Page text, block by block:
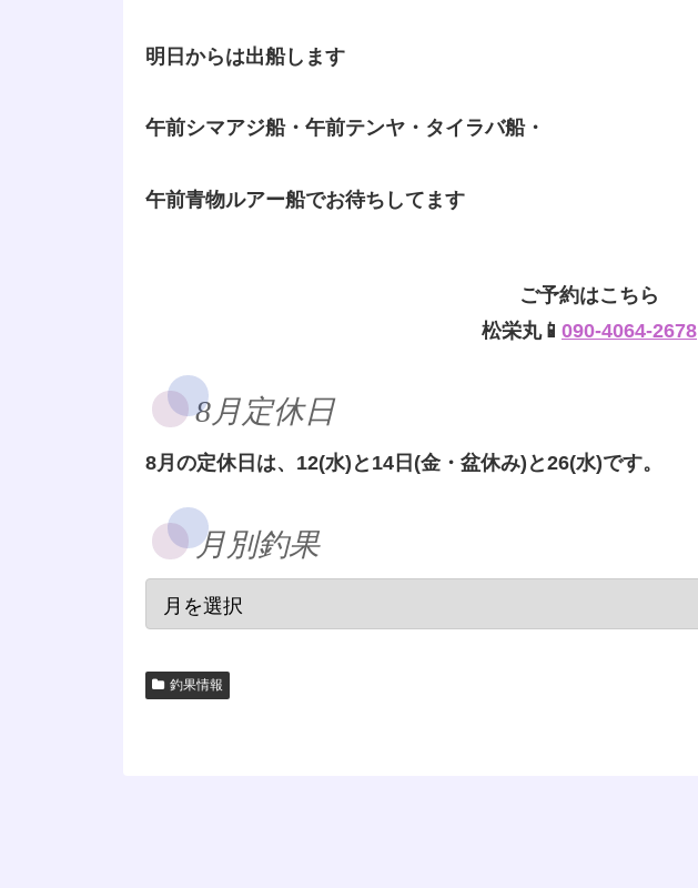
明日からは出船します
午前シマアジ船・午前テンヤ・タイラバ船・
午前青物ルアー船でお待ちしてます
ご予約はこちら
松栄丸📱 090-4064-2678
8月定休日
8月の定休日は、12(水)と14日(金・盆休み)と26(水)です。
月別釣果
釣果情報